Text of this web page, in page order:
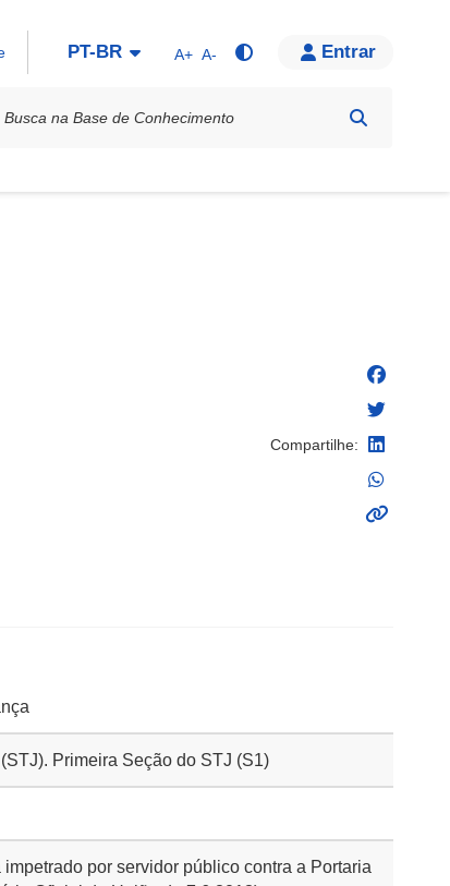
PT-BR A+ A- Entrar
Compartilhe:
Primeira Seção do STJ (S1)
por servidor público contra a Portaria